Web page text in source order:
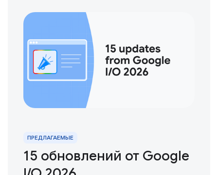
ПРЕДЛАГАЕМЫЕ
15 обновлений от Google